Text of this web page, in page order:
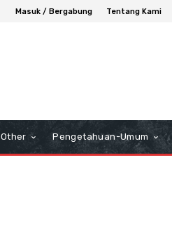
Masuk / Bergabung Tentang Kami
Other Pengetahuan-Umum